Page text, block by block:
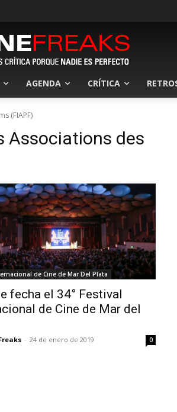
AGENDA CRÍTICA
(FIAPF)
Associations des
de Cine de Mar Del Plata
fecha el 34° Festival
de Cine de Mar del
- 24 de enero de 2019 0